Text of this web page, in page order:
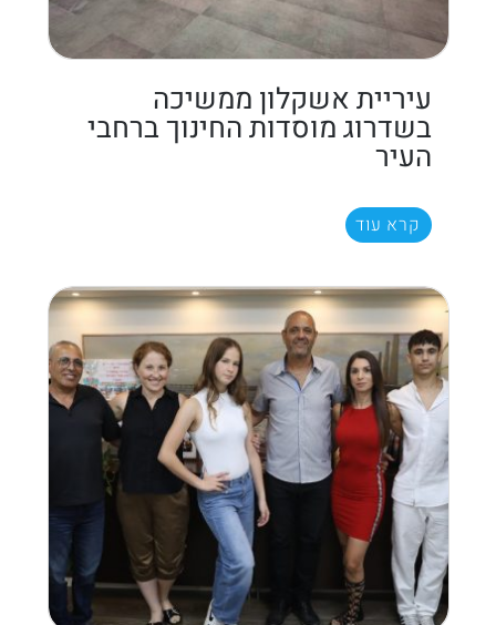
עיריית אשקלון ממשיכה
בשדרוג מוסדות החינוך ברחבי
העיר
קרא עוד